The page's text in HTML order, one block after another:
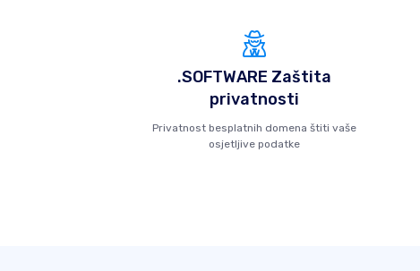
.SOFTWARE Zaštita
privatnosti
Privatnost besplatnih domena štiti vaše
osjetljive podatke